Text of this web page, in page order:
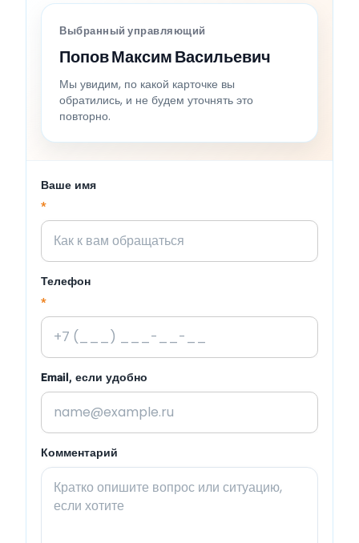
Выбранный управляющий
Попов Максим Васильевич
Мы увидим, по какой карточке вы
обратились, и не будем уточнять это
повторно.
Ваше имя
*
Телефон
*
Email, если удобно
Комментарий